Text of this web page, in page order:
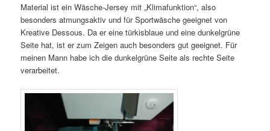
Material ist ein Wäsche-Jersey mit „Klimafunktion“, also
besonders atmungsaktiv und für Sportwäsche geeignet von
Kreative Dessous. Da er eine türkisblaue und eine dunkelgrüne
Seite hat, ist er zum Zeigen auch besonders gut geeignet. Für
meinen Mann habe ich die dunkelgrüne Seite als rechte Seite
verarbeitet.